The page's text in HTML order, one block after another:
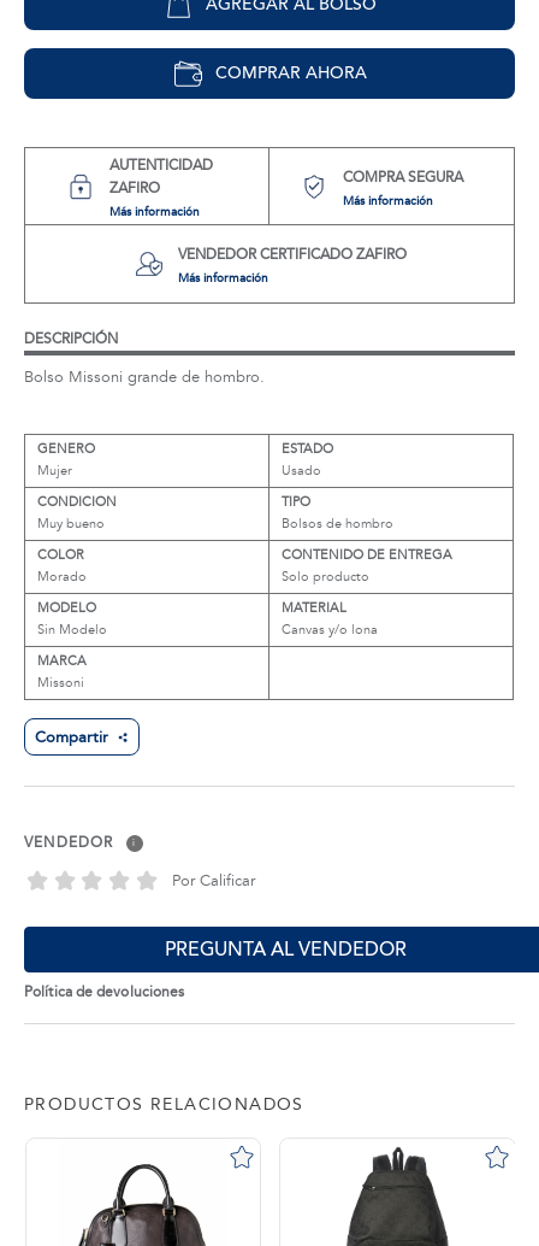
COMPRAR AHORA
AUTENTICIDAD
ZAFIRO
Más información
COMPRA SEGURA
Más información
VENDEDOR CERTIFICADO ZAFIRO
Más información
DESCRIPCIÓN
Bolso Missoni grande de hombro.
GENERO
Mujer
ESTADO
Usado
CONDICION
Muy bueno
TIPO
Bolsos de hombro
COLOR
Morado
CONTENIDO DE ENTREGA
Solo producto
MODELO
Sin Modelo
MATERIAL
Canvas y/o lona
MARCA
Missoni
Compartir
VENDEDOR i
Por Calificar
PREGUNTA AL VENDEDOR
Política de devoluciones
PRODUCTOS RELACIONADOS